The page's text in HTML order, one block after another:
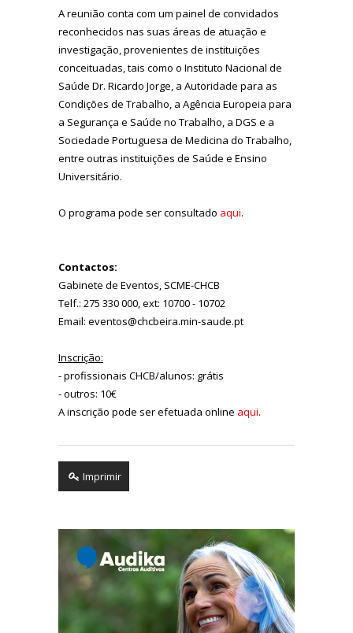
A reunião conta com um painel de convidados
reconhecidos nas suas áreas de atuação e
investigação, provenientes de instituições
conceituadas, tais como o Instituto Nacional de
Saúde Dr. Ricardo Jorge, a Autoridade para as
Condições de Trabalho, a Agência Europeia para
a Segurança e Saúde no Trabalho, a DGS e a
Sociedade Portuguesa de Medicina do Trabalho,
entre outras instituições de Saúde e Ensino
Universitário.
O programa pode ser consultado aqui.
Contactos:
Gabinete de Eventos, SCME-CHCB
Telf.: 275 330 000, ext: 10700 - 10702
Email: eventos@chcbeira.min-saude.pt
Inscrição:
- profissionais CHCB/alunos: grátis
- outros: 10€
A inscrição pode ser efetuada online aqui.
Imprimir